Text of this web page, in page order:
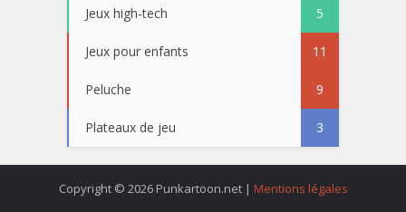
Jeux high-tech 5
Jeux pour enfants 11
Peluche 9
Plateaux de jeu 3
Copyright © 2026 Punkartoon.net | Mentions légales